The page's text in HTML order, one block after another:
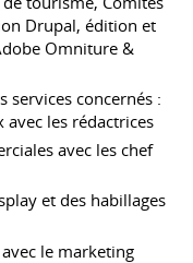
Drupal, édition et
Omniture &
services concernés :
les rédactrices
avec les chef
et des habillages
le marketing